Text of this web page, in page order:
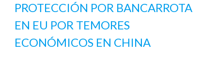
PROTECCIÓN POR BANCARROTA
EN EU POR TEMORES
ECONÓMICOS EN CHINA